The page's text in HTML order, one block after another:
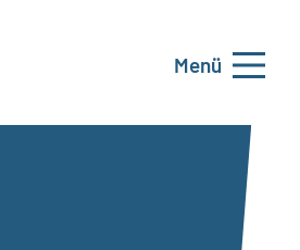
Menü